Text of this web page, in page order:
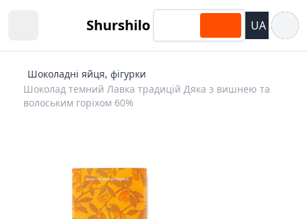
Shurshilo UA
Шоколадні яйця, фігурки
Шоколад темний Лавка традицій Дяка з вишнею та
волоським горіхом 60%